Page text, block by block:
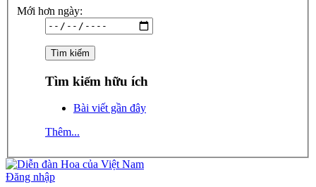
Mới hơn ngày:
Tìm kiếm hữu ích
Bài viết gần đây
Thêm...
Đăng nhập